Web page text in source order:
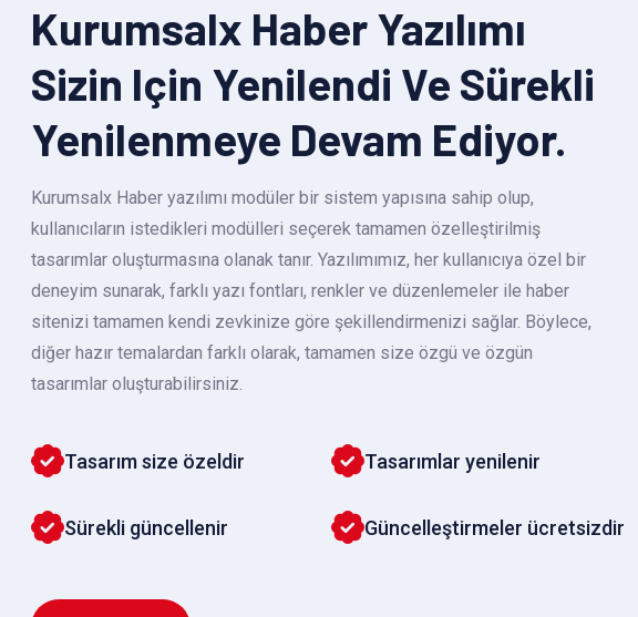
Kurumsalx Haber Yazılımı
Sizin Için Yenilendi Ve Sürekli
Yenilenmeye Devam Ediyor.
Kurumsalx Haber yazılımı modüler bir sistem yapısına sahip olup,
kullanıcıların istedikleri modülleri seçerek tamamen özelleştirilmiş
tasarımlar oluşturmasına olanak tanır. Yazılımımız, her kullanıcıya özel bir
deneyim sunarak, farklı yazı fontları, renkler ve düzenlemeler ile haber
sitenizi tamamen kendi zevkinize göre şekillendirmenizi sağlar. Böylece,
diğer hazır temalardan farklı olarak, tamamen size özgü ve özgün
tasarımlar oluşturabilirsiniz.
Tasarım size özeldir
Sürekli güncellenir
Tasarımlar yenilenir
Güncelleştirmeler ücretsizdir